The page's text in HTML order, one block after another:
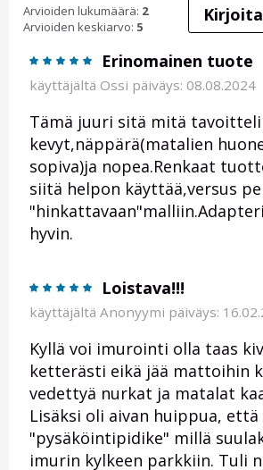
Arvioiden lukumäärä: 2
Arvioiden keskiarvo: 5
Erinomainen tuote
käyttäjältä Ossi päiväys: 08.08.2024
Tämä juuri sitä mitä
kevyt,näppärä(matalien
sopiva)ja nopea.Renkaat
siitä helpon käyttää,versus
hyvin.
Loistava!!!
käyttäjältä Anonyymi päiväys:
Kyllä voi imurointi olla taas
ketterästi eikä jää mattoihin
vedettyä nurkat ja matalat
Lisäksi oli aivan huippua, että
"pysäköintipidike" millä
imurin kylkeen parkkiin. Tuli